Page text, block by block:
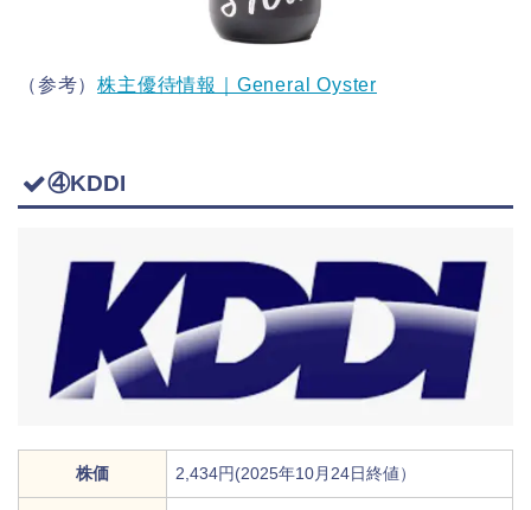
（参考）株主優待情報｜General Oyster
④KDDI
株価 2,434円(2025年10月24日終値）